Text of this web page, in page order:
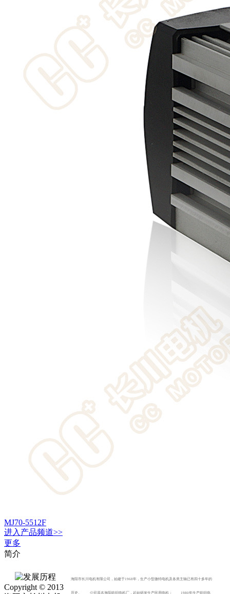
MJ70-5512F
进入 产品频道>>
更多
简介
海阳市长川电机有限公司，始建于1968年，生产小型微特电机及各类主轴已有四十多年的
历史。 公司原名海阳纺织电机厂，起始研发生产民用电机； 1980年生产纺织电
Copyright © 2013